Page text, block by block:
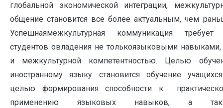
глобальной экономической интеграции,
общение становится все более актуальным, чем
Успешнаямежкультурная коммуникация требует
студентов овладения не толькоязыковыми
и межкультурной компетентностью. Целью
иностранному языку становится обучение
целью формирования способности к
применению языковых навыков, а